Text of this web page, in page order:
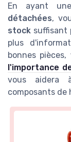
En ayant
détachées,
stock suffisant
plus
bonnes
l'importance
vous aidera
composants de